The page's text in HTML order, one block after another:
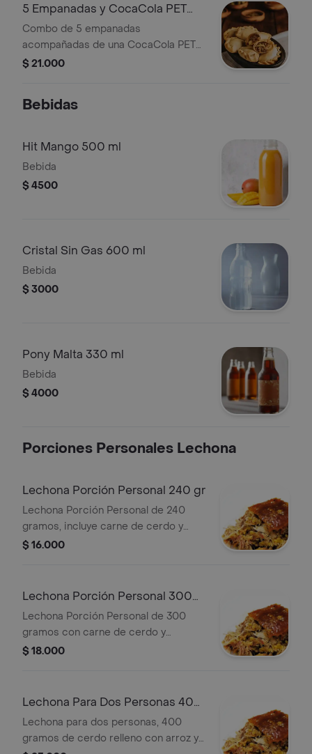
5 Empanadas y CocaCola PET
400 ML
Combo de 5 empanadas
acompañadas de una CocaCola PET
de 400 ml. Empanadas rellenas de
$ 21.000
Bebidas
Hit Mango 500 ml
Bebida
$ 4500
Cristal Sin Gas 600 ml
Bebida
$ 3000
Pony Malta 330 ml
Bebida
$ 4000
Porciones Personales Lechona
Lechona Porción Personal 240 gr
Lechona Porción Personal de 240
gramos, incluye carne de cerdo y
arroz, cubierta con piel crujiente.
$ 16.000
Lechona Porción Personal 300
gr
Lechona Porción Personal de 300
gramos con carne de cerdo y
crocante de piel.
$ 18.000
Lechona Para Dos Personas 400
gr
Lechona para dos personas, 400
gramos de cerdo relleno con arroz y